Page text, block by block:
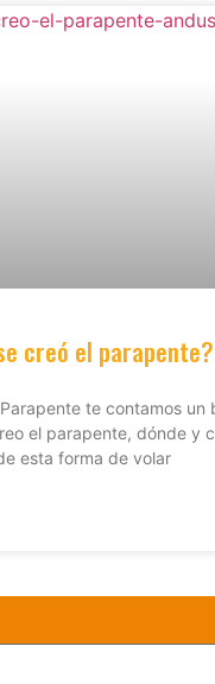
creó el parapente?
te contamos un
el parapente, dónde y
esta forma de volar